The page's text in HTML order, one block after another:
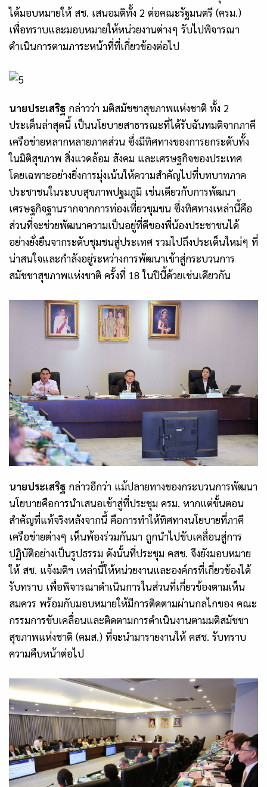
ได้มอบหมายให้ สช. เสนอมติทั้ง 2 ต่อคณะรัฐมนตรี (ครม.)
เพื่อทราบและมอบหมายให้หน่วยงานต่างๆ รับไปพิจารณา
ดำเนินการตามภาระหน้าที่ที่เกี่ยวข้องต่อไป
นายประเสริฐ กล่าวว่า มติสมัชชาสุขภาพแห่งชาติ ทั้ง 2
ประเด็นล่าสุดนี้ เป็นนโยบายสาธารณะที่ได้รับฉันทมติจากภาคี
เครือข่ายหลากหลายภาคส่วน ซึ่งมีทิศทางของการยกระดับทั้ง
ในมิติสุขภาพ สิ่งแวดล้อม สังคม และเศรษฐกิจของประเทศ
โดยเฉพาะอย่างยิ่งการมุ่งเน้นให้ความสำคัญไปที่บทบาทภาค
ประชาชนในระบบสุขภาพปฐมภูมิ เช่นเดียวกับการพัฒนา
เศรษฐกิจฐานรากจากการท่องเที่ยวชุมชน ซึ่งทิศทางเหล่านี้คือ
ส่วนที่จะช่วยพัฒนาความเป็นอยู่ที่ดีของพี่น้องประชาชนได้
อย่างยั่งยืนจากระดับชุมชนสู่ประเทศ รวมไปถึงประเด็นใหม่ๆ ที่
น่าสนใจและกำลังอยู่ระหว่างการพัฒนาเข้าสู่กระบวนการ
สมัชชาสุขภาพแห่งชาติ ครั้งที่ 18 ในปีนี้ด้วยเช่นเดียวกัน
นายประเสริฐ กล่าวอีกว่า แม้ปลายทางของกระบวนการพัฒนา
นโยบายคือการนำเสนอเข้าสู่ที่ประชุม ครม. หากแต่ขั้นตอน
สำคัญที่แท้จริงหลังจากนี้ คือการทำให้ทิศทางนโยบายที่ภาคี
เครือข่ายต่างๆ เห็นพ้องร่วมกันมา ถูกนำไปขับเคลื่อนสู่การ
ปฏิบัติอย่างเป็นรูปธรรม ดังนั้นที่ประชุม คสช. จึงยังมอบหมาย
ให้ สช. แจ้งมติฯ เหล่านี้ให้หน่วยงานและองค์กรที่เกี่ยวข้องได้
รับทราบ เพื่อพิจารณาดำเนินการในส่วนที่เกี่ยวข้องตามเห็น
สมควร พร้อมกับมอบหมายให้มีการติดตามผ่านกลไกของ คณะ
กรรมการขับเคลื่อนและติดตามการดำเนินงานตามมติสมัชชา
สุขภาพแห่งชาติ (คมส.) ที่จะนำมารายงานให้ คสช. รับทราบ
ความคืบหน้าต่อไป